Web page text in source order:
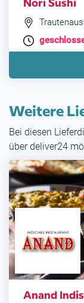
Weitere
Bei diesen
über deliver24
Anand